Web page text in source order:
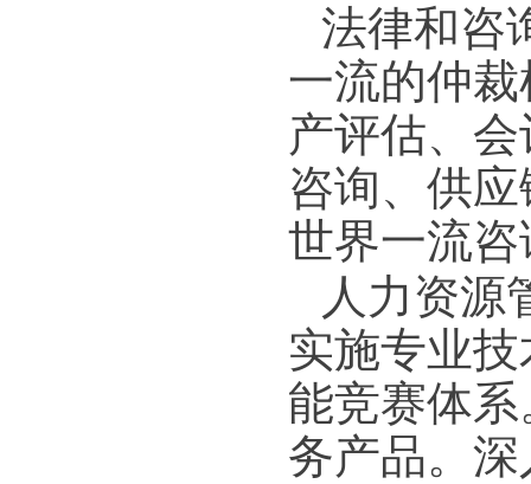
法律和咨
一流的仲
产评估、
咨询、供
世界一流
人力资源
实施专业
能竞赛体
务产品。